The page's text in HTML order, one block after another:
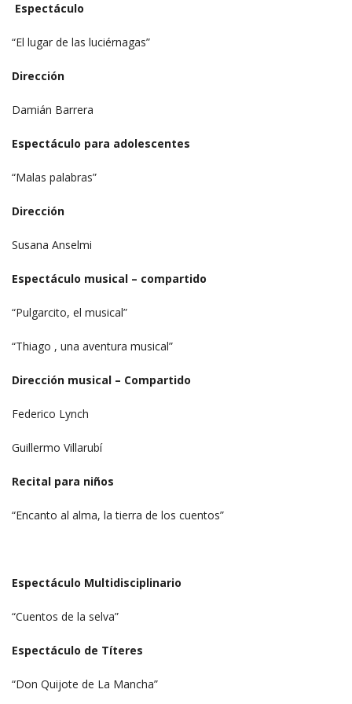
Espectáculo
“El lugar de las luciérnagas”
Dirección
Damián Barrera
Espectáculo para adolescentes
“Malas palabras”
Dirección
Susana Anselmi
Espectáculo musical – compartido
“Pulgarcito, el musical”
“Thiago , una aventura musical”
Dirección musical – Compartido
Federico Lynch
Guillermo Villarubí
Recital para niños
“Encanto al alma, la tierra de los cuentos”
Espectáculo Multidisciplinario
“Cuentos de la selva”
Espectáculo de Títeres
“Don Quijote de La Mancha”